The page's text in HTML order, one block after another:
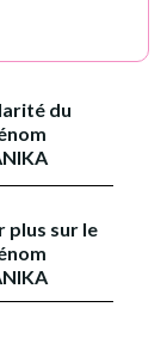
du
plus sur le